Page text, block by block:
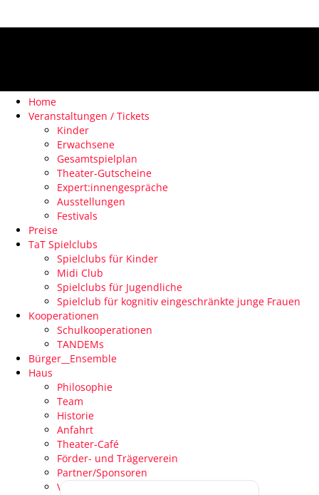
Home
Veranstaltungen / Tickets
Kinder
Erwachsene
Gesamtspielplan
Theater-Gutscheine
Expert:innengespräche
Ausstellungen
Festivals
Preise
TaT Spielclubs
Spielclubs für Kinder
Midi Club
Spielclubs für Jugendliche
Spielclub für kognitiv eingeschränkte junge Frauen
Kooperationen
Schulkooperationen
TANDEMs
Bürger__Ensemble
Haus
Philosophie
Team
Historie
Anfahrt
Theater-Café
Förder- und Trägerverein
Partner/Sponsoren
Venue Specs